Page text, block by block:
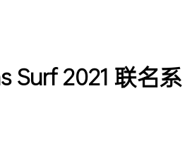
Surf 2021 联名系